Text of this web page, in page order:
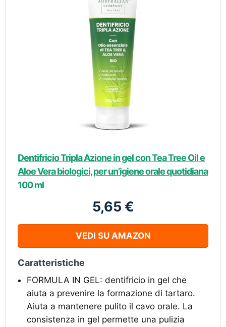
Dentifricio Tripla Azione in gel con Tea Tree Oil e
Aloe Vera biologici, per un’igiene orale quotidiana
100 ml
5,65 €
VEDI SU AMAZON
Caratteristiche
FORMULA IN GEL: dentifricio in gel che
aiuta a prevenire la formazione di tartaro.
Aiuta a mantenere pulito il cavo orale. La
consistenza in gel permette una pulizia